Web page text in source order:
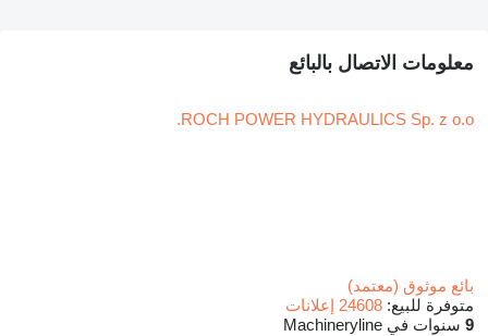
معلومات الاتصال بالبائع
ROCH POWER HYDRAULICS Sp. z o.o.
بائع موثوق (معتمد)
متوفرة للبيع: 24608 إعلانات
9 سنوات في Machineryline